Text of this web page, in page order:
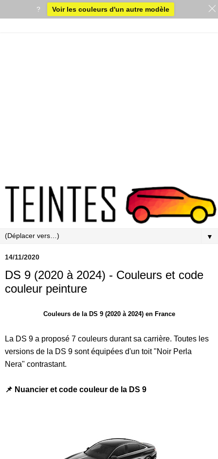
▼
14/11/2020
DS 9 (2020 à 2024) - Couleurs et code
couleur peinture
Couleurs de la DS 9 (2020 à 2024) en France
La DS 9 a proposé 7 couleurs durant sa carrière. Toutes les
versions de la DS 9 sont équipées d'un toit "Noir Perla
Nera" contrastant.
📌 Nuancier et code couleur de la DS 9
? Voir les couleurs d'un autre modèle